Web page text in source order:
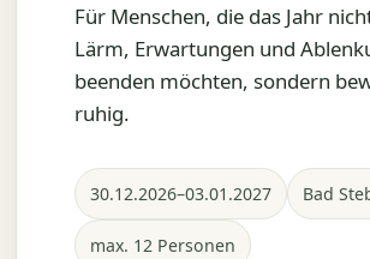
Für Menschen, die das Jahr
Lärm, Erwartungen und
beenden möchten, sondern
ruhig.
30.12.2026–03.01.2027 Bad
max. 12 Personen